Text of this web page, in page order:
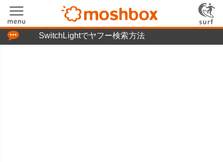
SwitchLightでヤフー検索方法
「つぶやき」の使い方